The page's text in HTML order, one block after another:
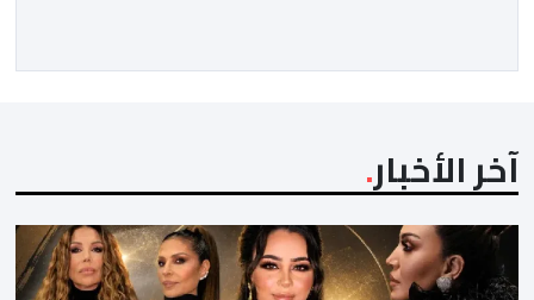
جانب طرح 10 مجالات […]
آخر الأخبار